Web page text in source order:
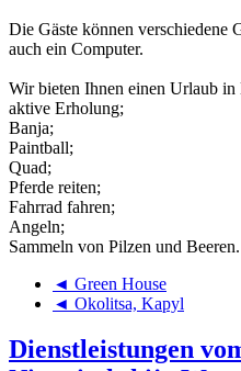
Die Gäste können verschiedene
auch ein Computer.
Wir bieten Ihnen einen Urlaub in
aktive Erholung;
Banja;
Paintball;
Quad;
Pferde reiten;
Fahrrad fahren;
Angeln;
Sammeln von Pilzen und Beeren.
◄ Green House
◄ Okolitsa, Kapyl
Dienstleistungen